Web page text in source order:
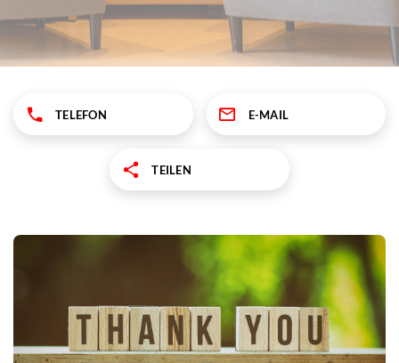
TELEFON E-MAIL
TEILEN